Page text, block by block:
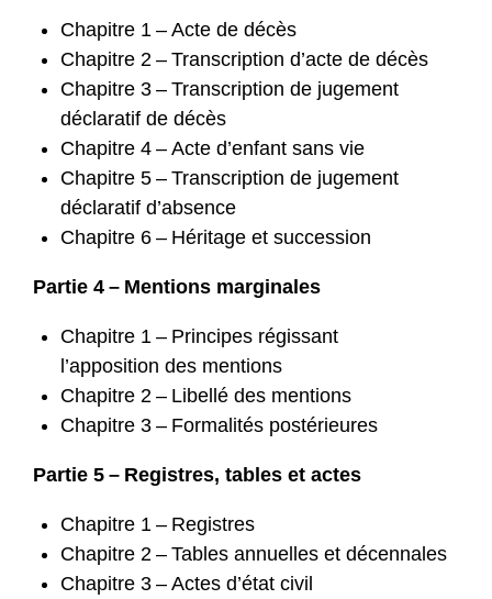
Chapitre 1 – Acte de décès
Chapitre 2 – Transcription d’acte de décès
Chapitre 3 – Transcription de jugement
déclaratif de décès
Chapitre 4 – Acte d’enfant sans vie
Chapitre 5 – Transcription de jugement
déclaratif d’absence
Chapitre 6 – Héritage et succession
Partie 4 – Mentions marginales
Chapitre 1 – Principes régissant
l’apposition des mentions
Chapitre 2 – Libellé des mentions
Chapitre 3 – Formalités postérieures
Partie 5 – Registres, tables et actes
Chapitre 1 – Registres
Chapitre 2 – Tables annuelles et décennales
Chapitre 3 – Actes d’état civil